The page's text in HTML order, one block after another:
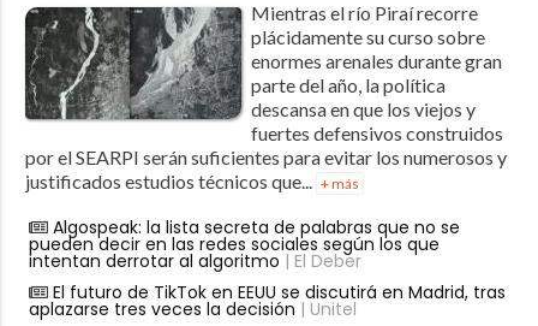
Mientras el río Piraí recorre
plácidamente su curso sobre
enormes arenales durante gran
parte del año, la política
descansa en que los viejos y
fuertes defensivos construidos
por el SEARPI serán suficientes para evitar los numerosos y
justificados estudios técnicos que... + más
Algospeak: la lista secreta de palabras que no se
pueden decir en las redes sociales según los que
intentan derrotar al algoritmo | El Deber
El futuro de TikTok en EEUU se discutirá en Madrid, tras
aplazarse tres veces la decisión | Unitel